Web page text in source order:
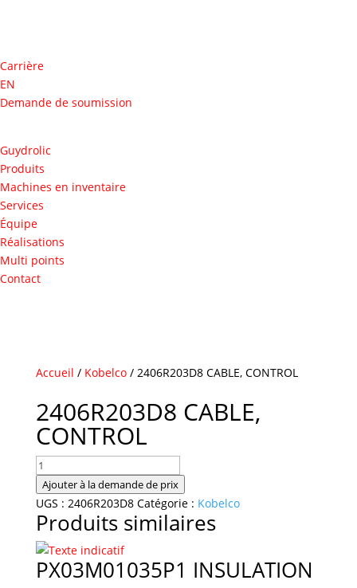
Carrière
EN
Demande de soumission
Guydrolic
Produits
Machines en inventaire
Services
Équipe
Réalisations
Multi points
Contact
Accueil / Kobelco/ 2406R203D8 CABLE, CONTROL
2406R203D8 CABLE,
CONTROL
quantité
de
2406R203D8
CABLE,
Ajouter à la demande de prix
UGS : 2406R203D8 Catégorie : Kobelco
Produits similaires
PX03M01035P1 INSULATION